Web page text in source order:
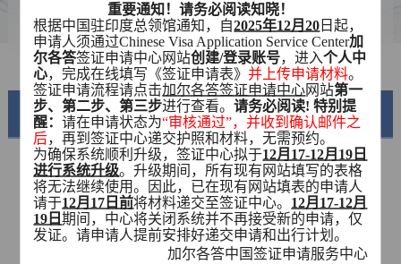
资料下载
常见问题
美丽中国
重要通知！请务必阅读知晓！
根据中国驻印度总领馆通知，自2025年12月20 日起，
申请人须通过Chinese Visa Application Service Center加
尔各答签证申请中心网站创建/登录账号，进入个人中
心，完成在线填写《签证申请表》并上传申请材料。
签证申请流程请点击加尔各答签证申请中心网站第一
步、第二步、第三步进行查看。请务必阅读! 特别提
醒：请在申请状态为“审核通过”，并收到确认邮件之
后，再到签证中心递交护照和材料，无需预约。
为确保系统顺利升级，签证中心拟于12月17-12月19日
进行系统升级。升级期间，所有现有网站填写的表格
将无法继续使用。因此，已在现有网站填表的申请人
请于12月17日前将材料递交至签证中心。 12月17-12月
19日期间，中心将关闭系统并不再接受新的申请，仅
发证。请申请人提前安排好递交申请和出行计划。
加尔各答中国签证申请服务中心